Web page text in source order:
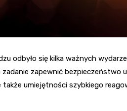
odbyło się kilka ważnych
zadanie zapewnić
umiejętności szybkiego